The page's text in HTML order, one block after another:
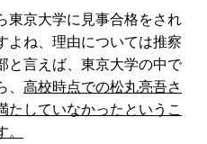
東京大学に見事合格をされ
よね、理由については推察
と言えば、東京大学の中で
高校時点での松丸亮吾さ
たしていなかったというこ